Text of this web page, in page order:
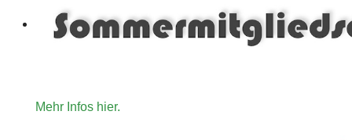
Mehr Infos hier.